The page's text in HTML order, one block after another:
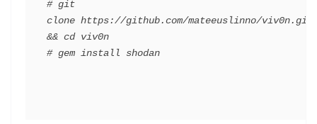
# git
clone https://github.com/mateeuslinno/viv0n.git
&& cd viv0n
# gem install shodan